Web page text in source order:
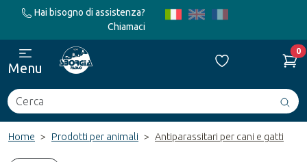
Hai bisogno di assistenza?
Chiamaci
Cerca
0
Menu
Home Prodotti per animali Antiparassitari per cani e gatti